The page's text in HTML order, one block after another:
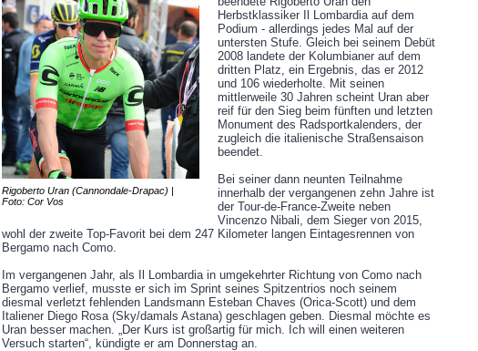
Rigoberto Uran (Cannondale-Drapac) |
Foto: Cor Vos
Herbstklassiker Il Lombardia auf dem
Podium - allerdings jedes Mal auf der
untersten Stufe. Gleich bei seinem Debüt
2008 landete der Kolumbianer auf dem
dritten Platz, ein Ergebnis, das er 2012
und 106 wiederholte. Mit seinen
mittlerweile 30 Jahren scheint Uran aber
reif für den Sieg beim fünften und letzten
Monument des Radsportkalenders, der
zugleich die italienische Straßensaison
beendet.
Bei seiner dann neunten Teilnahme
innerhalb der vergangenen zehn Jahre ist
der Tour-de-France-Zweite neben
Vincenzo Nibali, dem Sieger von 2015,
wohl der zweite Top-Favorit bei dem 247 Kilometer langen Eintagesrennen von
Bergamo nach Como.
Im vergangenen Jahr, als Il Lombardia in umgekehrter Richtung von Como nach
Bergamo verlief, musste er sich im Sprint seines Spitzentrios noch seinem
diesmal verletzt fehlenden Landsmann Esteban Chaves (Orica-Scott) und dem
Italiener Diego Rosa (Sky/damals Astana) geschlagen geben. Diesmal möchte es
Uran besser machen. „Der Kurs ist großartig für mich. Ich will einen weiteren
Versuch starten“, kündigte er am Donnerstag an.
Facebook
Newsletter: